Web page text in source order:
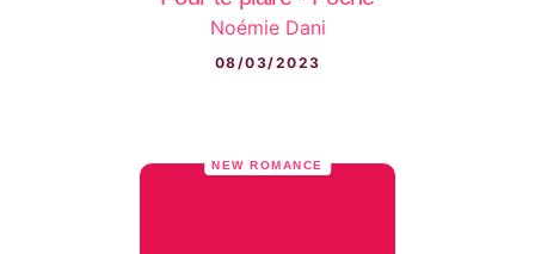
Noémie Dani
08/03/2023
NEW ROMANCE